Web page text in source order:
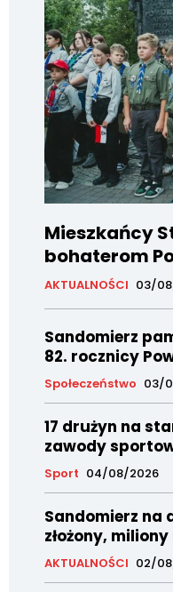
Mieszkańcy
bohaterom
AKTUALNOŚCI 03/
Sandomierz
82. rocznicy
Społeczeństwo 03/
17 drużyn na
zawody
Sport 04/08/2026
Sandomierz na
złożony,
AKTUALNOŚCI 02/